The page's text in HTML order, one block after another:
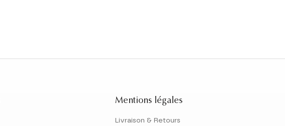
Mentions légales
Livraison & Retours